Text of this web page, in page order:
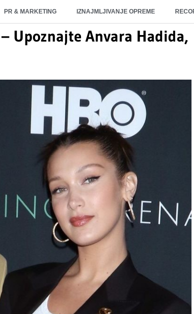
PR & MARKETING IZNAJMLJIVANJE OPREME
Upoznajte Anvara Hadida,